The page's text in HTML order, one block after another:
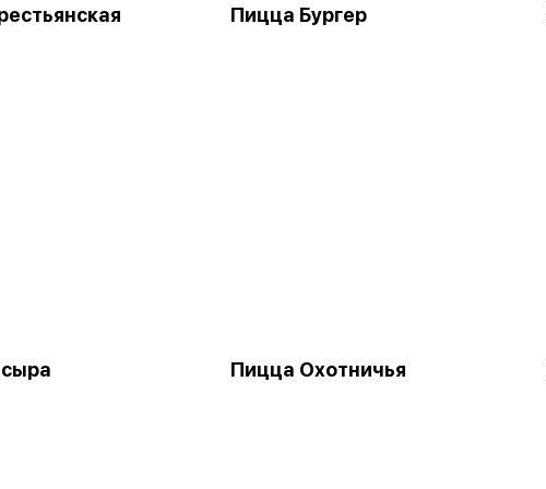
Пицца Бургер
Пицца Охотничья